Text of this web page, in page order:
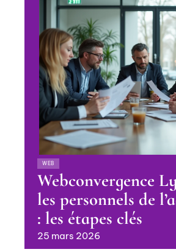
WEB
Webconvergence
les personnels de
: les étapes clés
25 mars 2026